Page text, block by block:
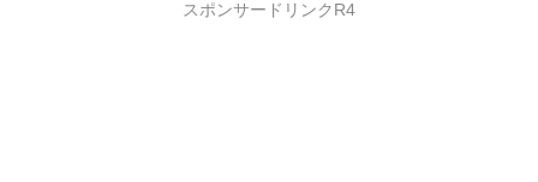
スポンサードリンクR4